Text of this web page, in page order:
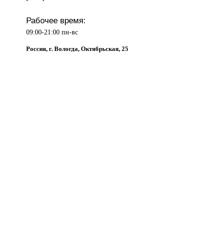
Рабочее время:
09:00-21:00 пн-вс
Россия, г. Вологда, Октябрьская, 25